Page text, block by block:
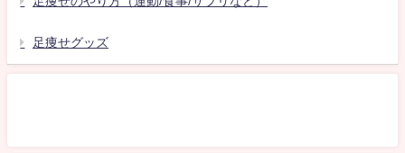
足痩せグッズ